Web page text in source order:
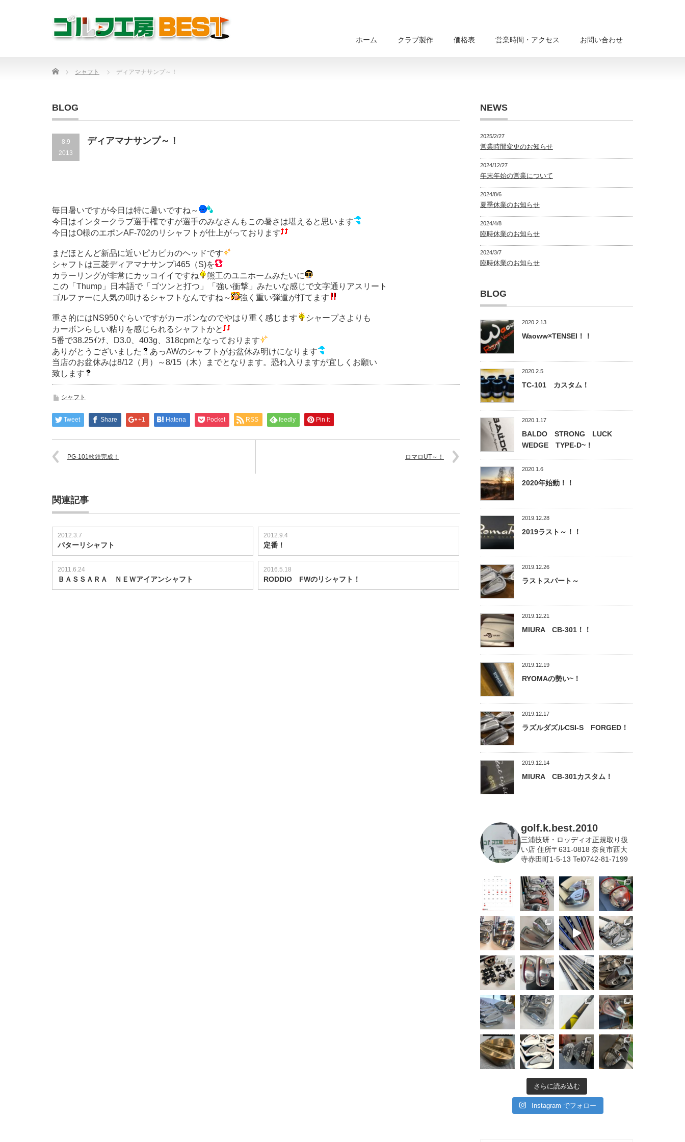
ホーム クラブ製作 価格表 営業時間・アクセス お問い合わせ
Home シャフト ディアマナサンプ～！
BLOG
8.9
2013
ディアマナサンプ～！
毎日暑いですが今日は特に暑いですね～
今日はインタークラブ選手権ですが選手のみなさんもこの暑さは堪えると思います
今日はO様のエポンAF-702のリシャフトが仕上がっております
まだほとんど新品に近いピカピカのヘッドです
シャフトは三菱ディアマナサンプi465（S)を
カラーリングが非常にカッコイイですね
熊工のユニホームみたいに
この「Thump」日本語で「ゴツンと打つ」「強い衝撃」みたいな感じで文字通りアスリート
ゴルファーに人気の叩けるシャフトなんですね～
強く重い弾道が打てます
重さ的にはNS950ぐらいですがカーボンなのでやはり重く感じます
シャープさよりも
カーボンらしい粘りを感じられるシャフトかと
5番で38.25ｲﾝﾁ、D3.0、403g、318cpmとなっております
ありがとうございました
あっAWのシャフトがお盆休み明けになります
当店のお盆休みは8/12（月）～8/15（木）までとなります。恐れ入りますが宜しくお願い
致します
シャフト
Tweet Share +1 Hatena Pocket RSS feedly Pin it
PG-101軟鉄完成！ ロマロUT～！
関連記事
2012.3.7
パターリシャフト
2012.9.4
定番！
2011.6.24
ＢＡＳＳＡＲＡ ＮＥＷアイアンシャフト
2016.5.18
RODDIO FWのリシャフト！
NEWS
2025/2/27
営業時間変更のお知らせ
2024/12/27
年末年始の営業について
2024/8/6
夏季休業のお知らせ
2024/4/8
臨時休業のお知らせ
2024/3/7
臨時休業のお知らせ
BLOG
2020.2.13
Waoww×TENSEI！！
2020.2.5
TC-101 カスタム！
2020.1.17
BALDO STRONG LUCK
WEDGE TYPE-D~！
2020.1.6
2020年始動！！
2019.12.28
2019ラスト～！！
2019.12.26
ラストスパート～
2019.12.21
MIURA CB-301！！
2019.12.19
RYOMAの勢い~！
2019.12.17
ラズルダズルCSI-S FORGED！
2019.12.14
MIURA CB-301カスタム！
golf.k.best.2010
三浦技研・ロッディオ正規取り扱
い店 住所〒631-0818 奈良市西大
寺赤田町1-5-13 Tel0742-81-7199
さらに読み込む
Instagram でフォロー